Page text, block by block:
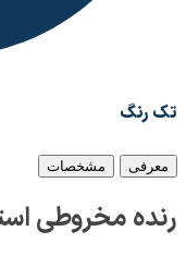
تک رنگ
معرفی مشخصات
رنده مخروطی